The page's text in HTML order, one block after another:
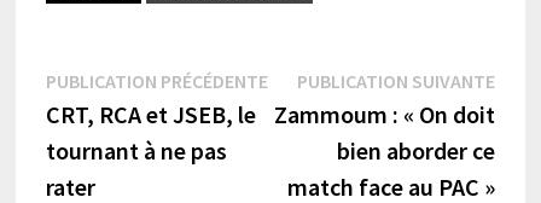
Navigation
de
l’article
PUBLICATION PRÉCÉDENTEPublication
précédente :
CRT, RCA et JSEB, le
tournant à ne pas
rater
PUBLICATION SUIVANTE
Zammoum : « On doit
bien aborder ce
match face au PAC »